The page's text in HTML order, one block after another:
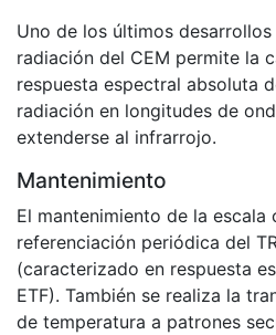
Uno de los últimos
radiación del CEM permite la
respuesta espectral absoluta
radiación en longitudes de
extenderse al infrarrojo.
Mantenimiento
El mantenimiento de la escala
referenciación periódica del
(caracterizado en respuesta
ETF). También se realiza la
de temperatura a patrones